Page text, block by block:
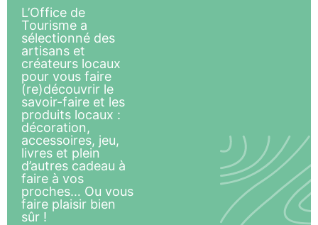
L’Office de
Tourisme a
sélectionné des
artisans et
créateurs locaux
pour vous faire
(re)découvrir le
savoir-faire et les
produits locaux :
décoration,
accessoires, jeu,
livres et plein
d’autres cadeau à
faire à vos
proches… Ou vous
faire plaisir bien
sûr !